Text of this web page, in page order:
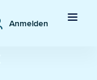
Anmelden